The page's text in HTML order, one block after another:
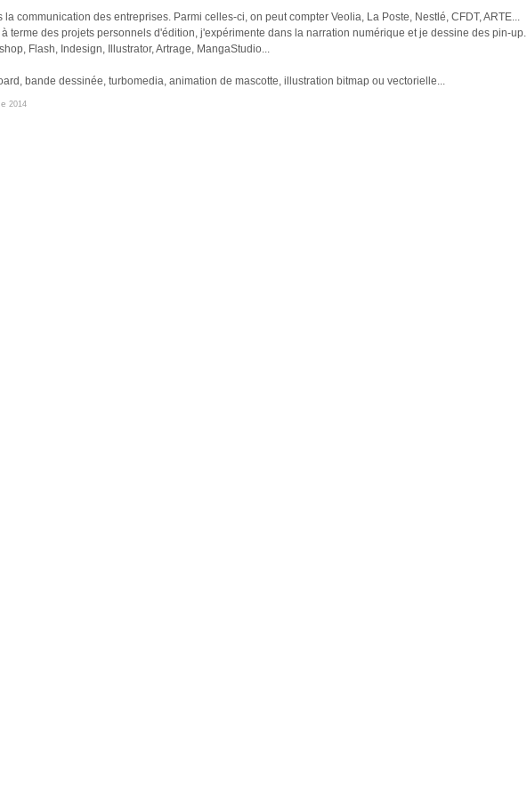
communication des entreprises. Parmi celles-ci, on peut compter Veolia, La Poste, Nestlé, CFDT, ARTE...
terme des projets personnels d'édition, j'expérimente dans la narration numérique et je dessine des pin-up.
Flash, Indesign, Illustrator, Artrage, MangaStudio...
bande dessinée, turbomedia, animation de mascotte, illustration bitmap ou vectorielle...
2014